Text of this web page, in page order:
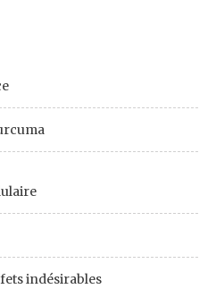
indésirables